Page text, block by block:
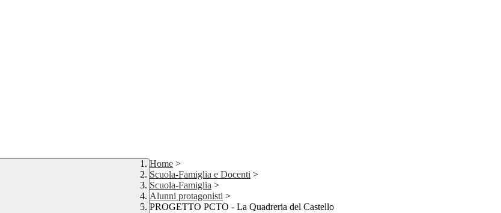
Home >
Scuola-Famiglia e Docenti >
Scuola-Famiglia >
Alunni protagonisti >
PROGETTO PCTO - La Quadreria del Castello